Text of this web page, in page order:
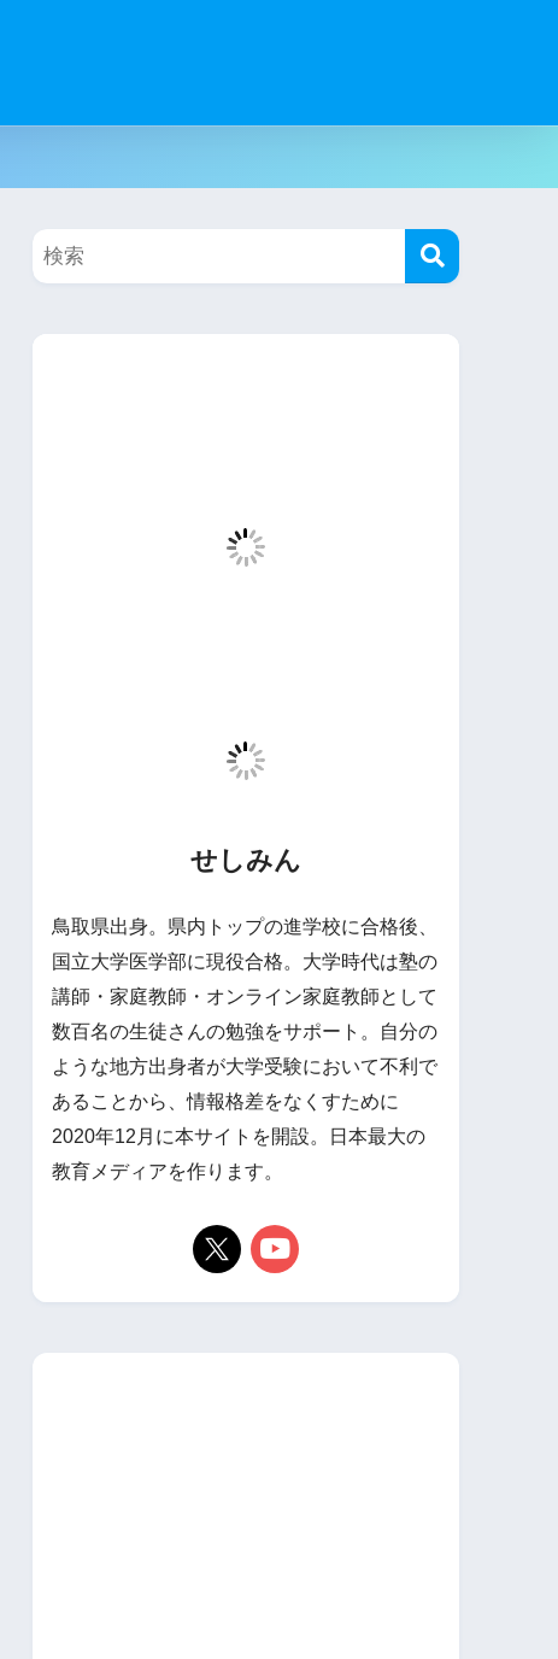
せしみん
鳥取県出身。県内トップの進学校に合格後、
国立大学医学部に現役合格。大学時代は塾の
講師・家庭教師・オンライン家庭教師として
数百名の生徒さんの勉強をサポート。自分の
ような地方出身者が大学受験において不利で
あることから、情報格差をなくすために
2020年12月に本サイトを開設。日本最大の
教育メディアを作ります。